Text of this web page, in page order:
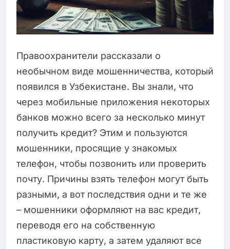
Правоохранители рассказали о
необычном виде мошенничества, который
появился в Узбекистане. Вы знали, что
через мобильные приложения некоторых
банков можно всего за несколько минут
получить кредит? Этим и пользуются
мошенники, просящие у знакомых
телефон, чтобы позвонить или проверить
почту. Причины взять телефон могут быть
разными, а вот последствия одни и те же
– мошенники оформляют на вас кредит,
переводя его на собственную
пластиковую карту, а затем удаляют все